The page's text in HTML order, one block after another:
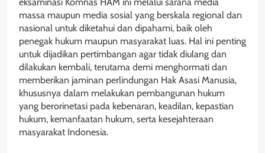
eksaminasi Komnas HAM ini melalui sarana media
massa maupun media sosial yang berskala regional dan
nasional untuk diketahui dan dipahami, baik oleh
penegak hukum maupun masyarakat luas. Hal ini penting
untuk dijadikan pertimbangan agar tidak diulang dan
dilakukan kembali, terutama demi menghormati dan
memberikan jaminan perlindungan Hak Asasi Manusia,
khususnya dalam melakukan pembangunan hukum
yang berorinetasi pada kebenaran, keadilan, kepastian
hukum, kemanfaatan hukum, serta kesejahteraan
masyarakat Indonesia.